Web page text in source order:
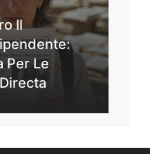
Il
Per Le